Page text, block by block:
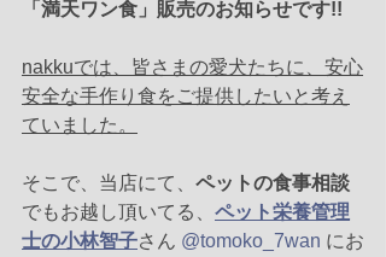
「満天ワン食」販売のお知らせです!!
nakkuでは、皆さまの愛犬たちに、安心
安全な手作り食をご提供したいと考え
ていました。
そこで、当店にて、 ペットの食事相談
でもお越し頂いてる、 ペット栄養管理
士の小林智子さん @tomoko_7wan にお